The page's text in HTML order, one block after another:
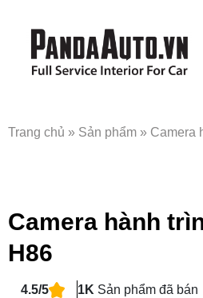
Trang chủ » Sản phẩm » Camera
Camera hành
H86
4.5/5 1K Sản phẩm đã bán